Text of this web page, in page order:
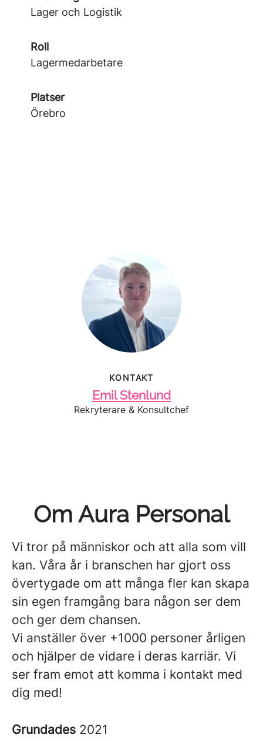
Lager och Logistik
Roll
Lagermedarbetare
Platser
Örebro
KONTAKT
Emil Stenlund
Rekryterare & Konsultchef
Om Aura Personal
Vi tror på människor och att alla som vill
kan. Våra år i branschen har gjort oss
övertygade om att många fler kan skapa
sin egen framgång bara någon ser dem
och ger dem chansen.
Vi anställer över +1000 personer årligen
och hjälper de vidare i deras karriär. Vi
ser fram emot att komma i kontakt med
dig med!
Grundades 2021